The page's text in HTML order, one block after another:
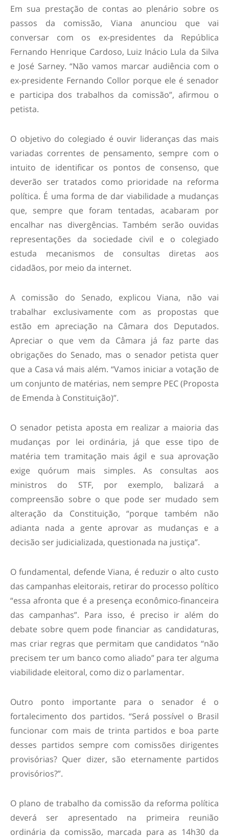
Em sua prestação de contas ao plenário sobre os
passos da comissão, Viana anunciou que vai
conversar com os ex-presidentes da República
Fernando Henrique Cardoso, Luiz Inácio Lula da Silva
e José Sarney. “Não vamos marcar audiência com o
ex-presidente Fernando Collor porque ele é senador
e participa dos trabalhos da comissão”, afirmou o
petista.
O objetivo do colegiado é ouvir lideranças das mais
variadas correntes de pensamento, sempre com o
intuito de identificar os pontos de consenso, que
deverão ser tratados como prioridade na reforma
política. É uma forma de dar viabilidade a mudanças
que, sempre que foram tentadas, acabaram por
encalhar nas divergências. Também serão ouvidas
representações da sociedade civil e o colegiado
estuda mecanismos de consultas diretas aos
cidadãos, por meio da internet.
A comissão do Senado, explicou Viana, não vai
trabalhar exclusivamente com as propostas que
estão em apreciação na Câmara dos Deputados.
Apreciar o que vem da Câmara já faz parte das
obrigações do Senado, mas o senador petista quer
que a Casa vá mais além. “Vamos iniciar a votação de
um conjunto de matérias, nem sempre PEC (Proposta
de Emenda à Constituição)”.
O senador petista aposta em realizar a maioria das
mudanças por lei ordinária, já que esse tipo de
matéria tem tramitação mais ágil e sua aprovação
exige quórum mais simples. As consultas aos
ministros do STF, por exemplo, balizará a
compreensão sobre o que pode ser mudado sem
alteração da Constituição, “porque também não
adianta nada a gente aprovar as mudanças e a
decisão ser judicializada, questionada na justiça”.
O fundamental, defende Viana, é reduzir o alto custo
das campanhas eleitorais, retirar do processo político
“essa afronta que é a presença econômico-financeira
das campanhas”. Para isso, é preciso ir além do
debate sobre quem pode financiar as candidaturas,
mas criar regras que permitam que candidatos “não
precisem ter um banco como aliado” para ter alguma
viabilidade eleitoral, como diz o parlamentar.
Outro ponto importante para o senador é o
fortalecimento dos partidos. “Será possível o Brasil
funcionar com mais de trinta partidos e boa parte
desses partidos sempre com comissões dirigentes
provisórias? Quer dizer, são eternamente partidos
provisórios?”.
O plano de trabalho da comissão da reforma política
deverá ser apresentado na primeira reunião
ordinária da comissão, marcada para as 14h30 da